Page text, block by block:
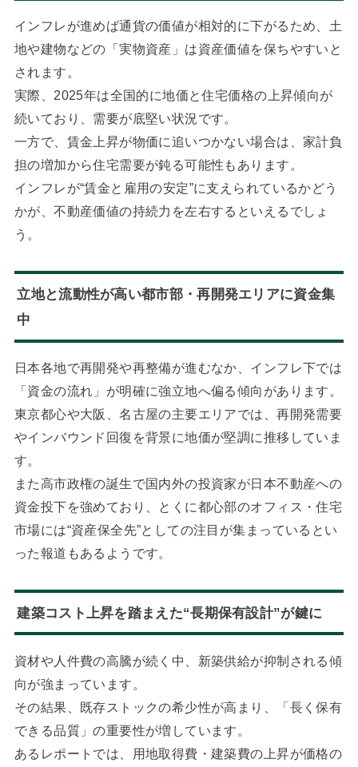
インフレが進めば通貨の価値が相対的に下がるため、土
地や建物などの「実物資産」は資産価値を保ちやすいと
されます。
実際、2025年は全国的に地価と住宅価格の上昇傾向が
続いており、需要が底堅い状況です。
一方で、賃金上昇が物価に追いつかない場合は、家計負
担の増加から住宅需要が鈍る可能性もあります。
インフレが“賃金と雇用の安定”に支えられているかどう
かが、不動産価値の持続力を左右するといえるでしょ
う。
立地と流動性が高い都市部・再開発エリアに資金集
中
日本各地で再開発や再整備が進むなか、インフレ下では
「資金の流れ」が明確に強立地へ偏る傾向があります。
東京都心や大阪、名古屋の主要エリアでは、再開発需要
やインバウンド回復を背景に地価が堅調に推移していま
す。
また高市政権の誕生で国内外の投資家が日本不動産への
資金投下を強めており、とくに都心部のオフィス・住宅
市場には“資産保全先”としての注目が集まっているとい
った報道もあるようです。
建築コスト上昇を踏まえた“長期保有設計”が鍵に
資材や人件費の高騰が続く中、新築供給が抑制される傾
向が強まっています。
その結果、既存ストックの希少性が高まり、「長く保有
できる品質」の重要性が増しています。
あるレポートでは、用地取得費・建築費の上昇が価格の